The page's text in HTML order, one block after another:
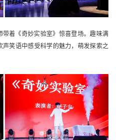
着《奇妙实验室》惊喜登场。趣味满
笑语中感受科学的魅力，萌发探索之